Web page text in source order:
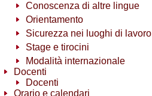
Conoscenza di altre lingue
Orientamento
Sicurezza nei luoghi di lavoro
Stage e tirocini
Modalità internazionale
Docenti
Docenti
Orario e calendari